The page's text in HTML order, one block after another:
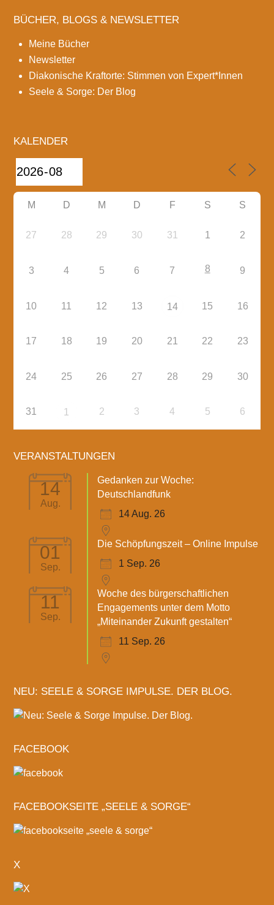
BÜCHER, BLOGS & NEWSLETTER
Meine Bücher
Newsletter
Diakonische Kraftorte: Stimmen von Expert*Innen
Seele & Sorge: Der Blog
KALENDER
M D M D F S S
27 28 29 30 31 1 2
3 4 5 6 7 8 9
10 11 12 13 14 15 16
17 18 19 20 21 22 23
24 25 26 27 28 29 30
31 1 2 3 4 5 6
VERANSTALTUNGEN
14
Aug.
Gedanken zur Woche:
Deutschlandfunk
14 Aug. 26
01
Sep.
Die Schöpfungszeit – Online Impulse
1 Sep. 26
11
Sep.
Woche des bürgerschaftlichen
Engagements unter dem Motto
„Miteinander Zukunft gestalten“
11 Sep. 26
NEU: SEELE & SORGE IMPULSE. DER BLOG.
FACEBOOK
FACEBOOKSEITE „SEELE & SORGE“
X